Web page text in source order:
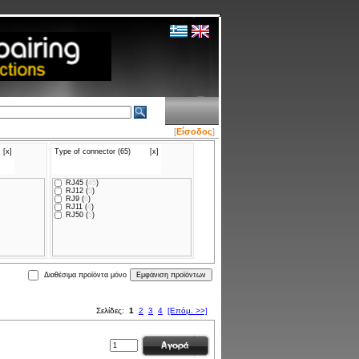
[Είσοδος]
[x] Type of connector (65) [x]
RJ45 (45)
RJ12 (5)
RJ9 (6)
RJ11 (4 )
RJ50 (5)
Διαθέσιμα προϊόντα μόνο
Σελίδες: 1 2 3 4 [Επόμ. >>]